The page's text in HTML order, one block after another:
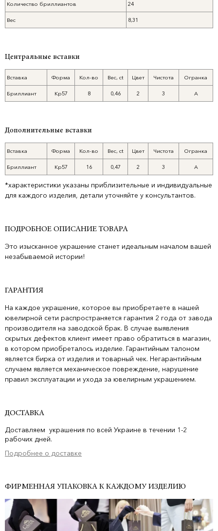
Количество бриллиантов 24
Вес 8,31
Центральные вставки
Вставка Форма Кол-во Вес, ct Цвет Чистота Огранка
Бриллиант Кр57 8 0,46 2 3 А
Дополнительные вставки
Вставка Форма Кол-во Вес, ct Цвет Чистота Огранка
Бриллиант Кр57 16 0,47 2 3 А
*характеристики указаны приблизительные и индивидуальные
для каждого изделия, детали уточняйте у консультантов.
ПОДРОБНОЕ ОПИСАНИЕ ТОВАРА
Это изысканное украшение станет идеальным началом вашей
незабываемой истории!
ГАРАНТИЯ
На каждое украшение, которое вы приобретаете в нашей
ювелирной сети распространяется гарантия 2 года от завода
производителя на заводской брак. В случае выявления
скрытых дефектов клиент имеет право обратиться в магазин,
в котором приобреталось изделие. Гарантийным талоном
является бирка от изделия и товарный чек. Негарантийным
случаем является механическое повреждение, нарушение
правил эксплуатации и ухода за ювелирным украшением.
ДОСТАВКА
Доставляем украшения по всей Украине в течении 1-2
рабочих дней.
Подробнее о доставке
ФИРМЕННАЯ УПАКОВКА К КАЖДОМУ ИЗДЕЛИЮ